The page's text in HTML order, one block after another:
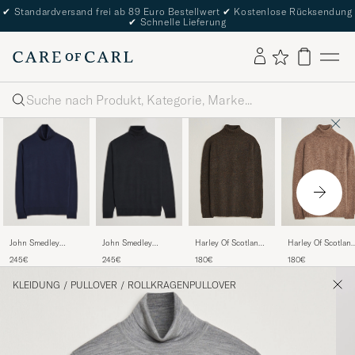
✔ Standardversand frei ab 89 Euro Bestellwert ✔ Kostenlose Rücksendung
✔ Schnelle Lieferung
Suche
John Smedley
Merino Rollneck
245€
John Smedley
Merino Rollneck
245€
Harley Of Scotland
Lambswool
180€
Harley Of Scotland
Lambswool
180€
KLEIDUNG / PULLOVER / ROLLKRAGENPULLOVER